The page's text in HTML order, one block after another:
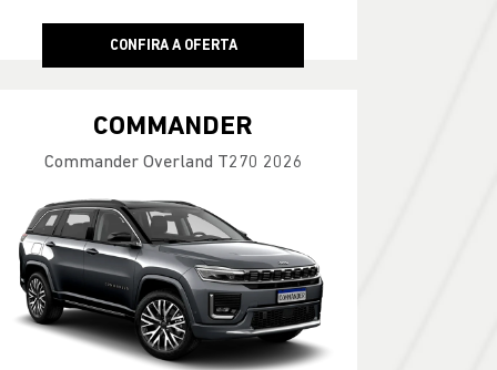
CONFIRA A OFERTA
COMMANDER
Commander Overland T270 2026